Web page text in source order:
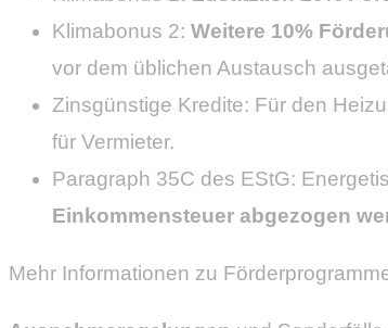
Klimabonus 2: Weitere 10%
vor dem üblichen Austausch
Zinsgünstige Kredite: Für den
für Vermieter.
Paragraph 35C des EStG:
Einkommensteuer abgezogen
Mehr Informationen zu